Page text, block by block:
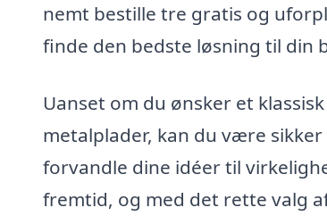
nemt bestille tre gratis og
finde den bedste løsning til din
Uanset om du ønsker et
metalplader, kan du være
forvandle dine idéer til
fremtid, og med det rette valg